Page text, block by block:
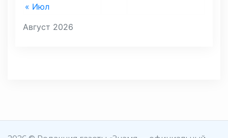
Август 2026
« Июл